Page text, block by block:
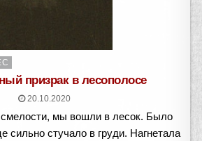
призрак в лесополосе
20.10.2020
мы вошли в лесок. Было
сильно стучало в груди. Нагнетала